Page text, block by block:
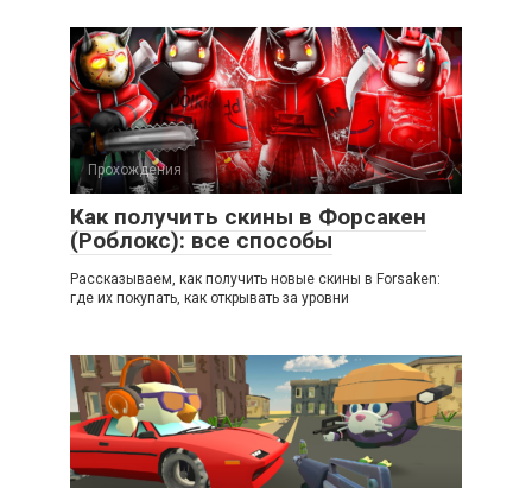
Прохождения
Как получить скины в Форсакен
(Роблокс): все способы
Рассказываем, как получить новые скины в Forsaken:
где их покупать, как открывать за уровни